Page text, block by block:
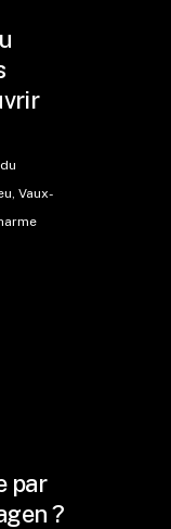
Vaux-
par
?